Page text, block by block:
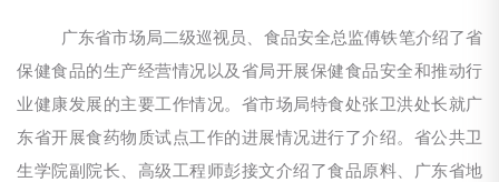
广东省市场局二级巡视员、食品安全总监傅铁笔介绍了省
保健食品的生产经营情况以及省局开展保健食品安全和推动行
业健康发展的主要工作情况。省市场局特食处张卫洪处长就广
东省开展食药物质试点工作的进展情况进行了介绍。省公共卫
生学院副院长、高级工程师彭接文介绍了食品原料、广东省地